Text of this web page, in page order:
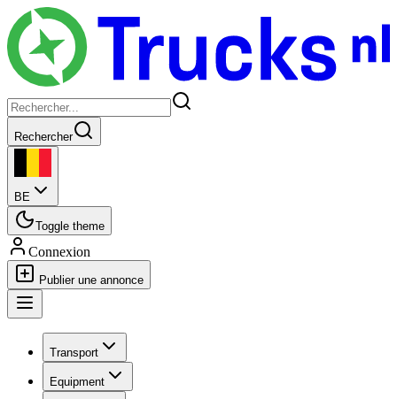
Rechercher
BE
Toggle theme
Connexion
Publier une annonce
Transport
Equipment